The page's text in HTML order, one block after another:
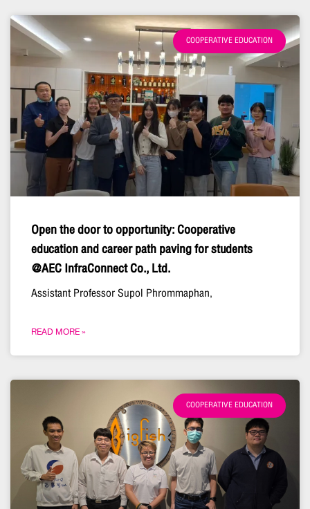
COOPERATIVE EDUCATION
Open the door to opportunity: Cooperative
education and career path paving for students
@AEC InfraConnect Co., Ltd.
Assistant Professor Supol Phrommaphan,
READ MORE »
COOPERATIVE EDUCATION